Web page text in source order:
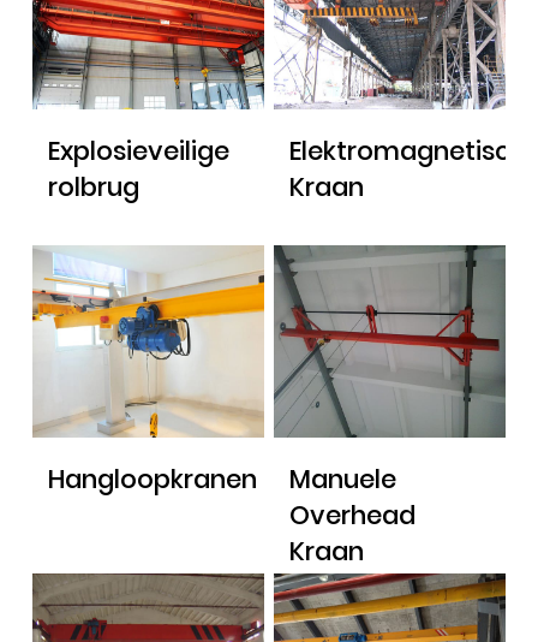
Explosieveilige
rolbrug
Kraan
Hangloopkranen
Manuele
Overhead
Kraan